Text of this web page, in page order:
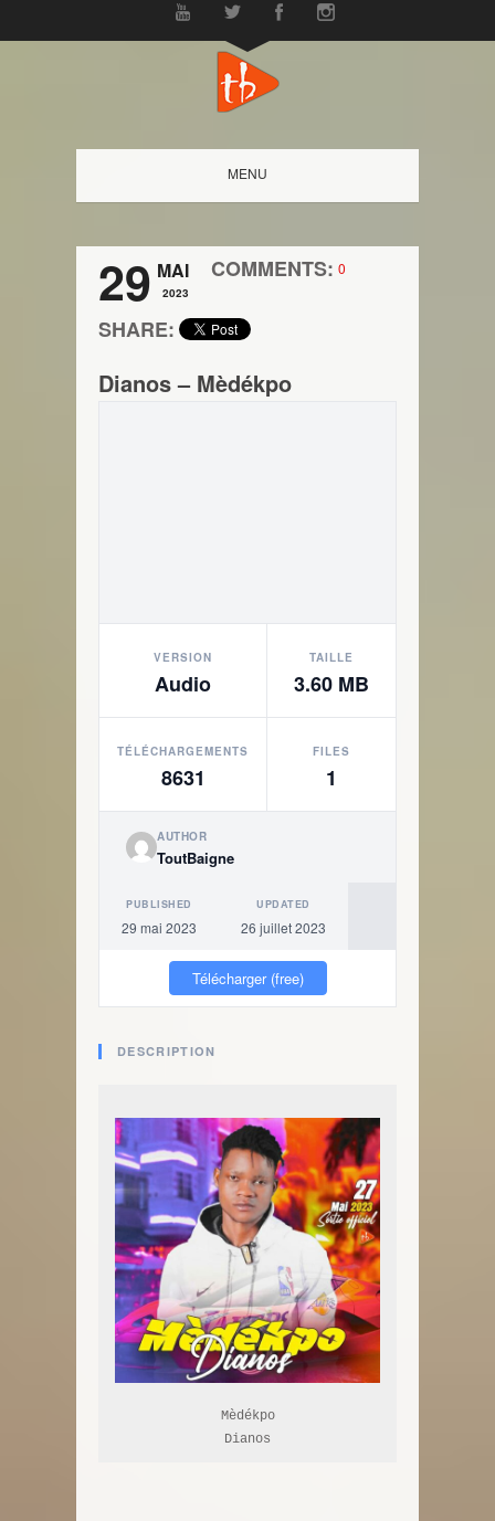
MENU
29 MAI
2023
COMMENTS: 0
SHARE:
Dianos – Mèdékpo
VERSION
Audio
TAILLE
3.60 MB
TÉLÉCHARGEMENTS
8631
FILES
1
AUTHOR
ToutBaigne
PUBLISHED
29 mai 2023
UPDATED
26 juillet 2023
Télécharger (free)
DESCRIPTION
Mèdékpo
Dianos